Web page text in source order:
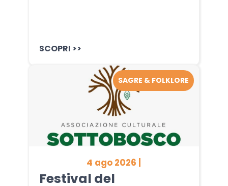
SCOPRI >>
4 ago 2026 |
Festival del
SAGRE & FOLKLORE